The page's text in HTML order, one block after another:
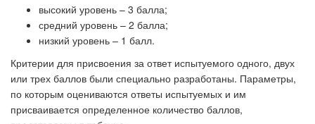
высокий уровень – 3 балла;
средний уровень – 2 балла;
низкий уровень – 1 балл.
Критерии для присвоения за ответ испытуемого одного, двух
или трех баллов были специально разработаны. Параметры,
по которым оцениваются ответы испытуемых и им
присваивается определенное количество баллов,